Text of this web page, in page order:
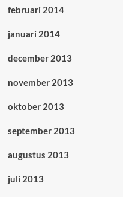
februari 2014
januari 2014
december 2013
november 2013
oktober 2013
september 2013
augustus 2013
juli 2013